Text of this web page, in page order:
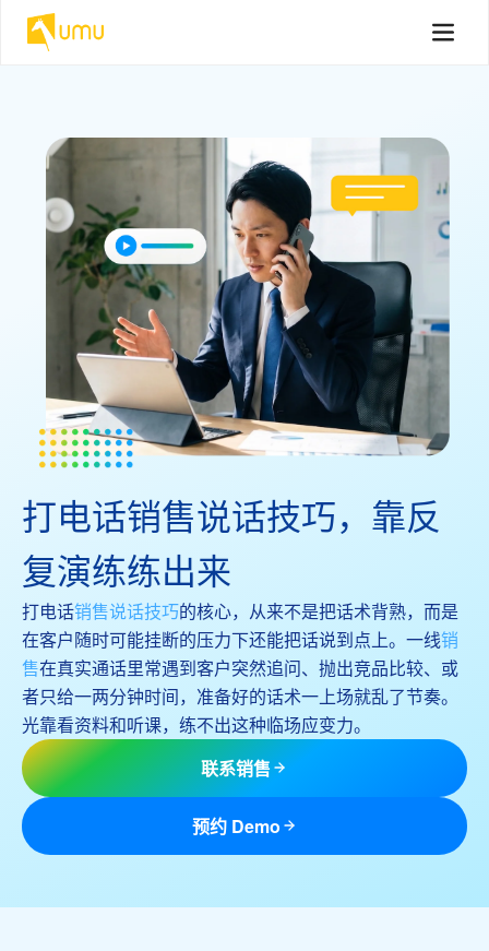
打电话销售说话技巧，靠反
复演练练出来
打电话销售说话技巧的核心，从来不是把话术背熟，而是
在客户随时可能挂断的压力下还能把话说到点上。一线销
售在真实通话里常遇到客户突然追问、抛出竞品比较、或
者只给一两分钟时间，准备好的话术一上场就乱了节奏。
光靠看资料和听课，练不出这种临场应变力。
联系销售
预约 Demo